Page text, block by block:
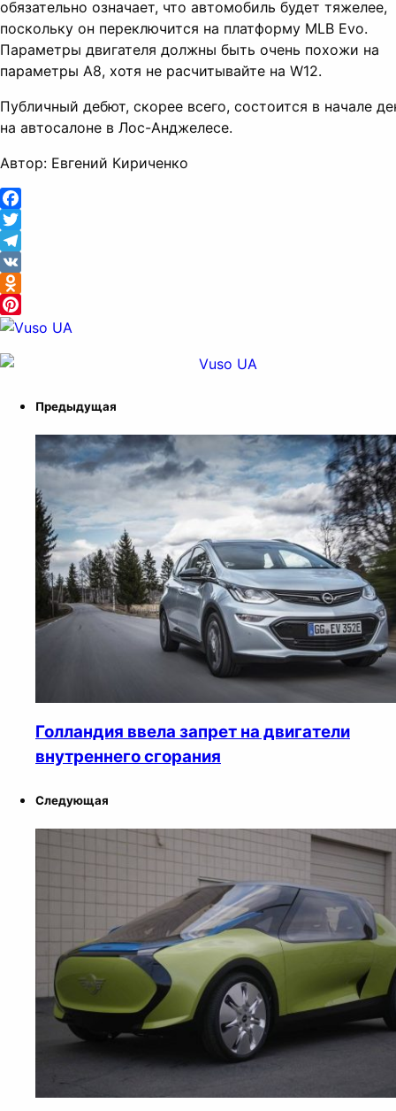
обязательно означает, что автомобиль будет тяжелее,
поскольку он переключится на платформу MLB Evo.
Параметры двигателя должны быть очень похожи на
параметры A8, хотя не расчитывайте на W12.
Публичный дебют, скорее всего, состоится в начале
на автосалоне в Лос-Анджелесе.
Автор: Евгений Кириченко
Facebook
Twitter
Telegram
VK
Odnoklassniki
Pinterest
Предыдущая
Голландия ввела запрет на двигатели
внутреннего сгорания
Следующая